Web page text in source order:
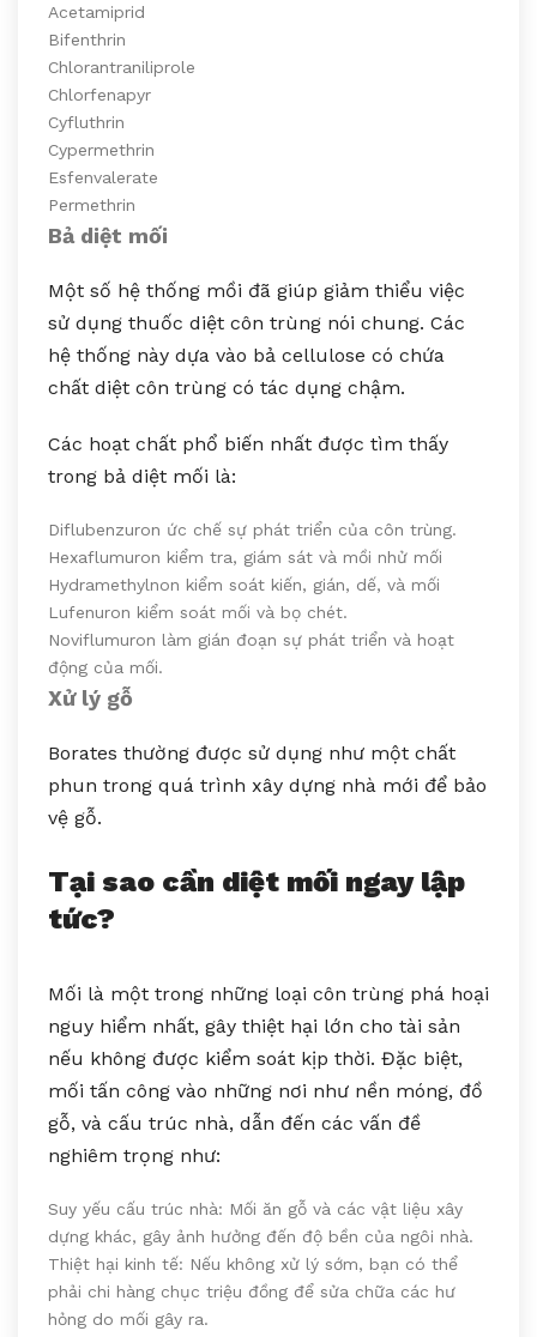
Acetamiprid
Bifenthrin
Chlorantraniliprole
Chlorfenapyr
Cyfluthrin
Cypermethrin
Esfenvalerate
Permethrin
Bả diệt mối
Một số hệ thống mồi đã giúp giảm thiểu việc
sử dụng thuốc diệt côn trùng nói chung. Các
hệ thống này dựa vào bả cellulose có chứa
chất diệt côn trùng có tác dụng chậm.
Các hoạt chất phổ biến nhất được tìm thấy
trong bả diệt mối là:
Diflubenzuron ức chế sự phát triển của côn trùng.
Hexaflumuron kiểm tra, giám sát và mồi nhử mối
Hydramethylnon kiểm soát kiến, gián, dế, và mối
Lufenuron kiểm soát mối và bọ chét.
Noviflumuron làm gián đoạn sự phát triển và hoạt
động của mối.
Xử lý gỗ
Borates thường được sử dụng như một chất
phun trong quá trình xây dựng nhà mới để bảo
vệ gỗ.
Tại sao cần diệt mối ngay lập
tức?
Mối là một trong những loại côn trùng phá hoại
nguy hiểm nhất, gây thiệt hại lớn cho tài sản
nếu không được kiểm soát kịp thời. Đặc biệt,
mối tấn công vào những nơi như nền móng, đồ
gỗ, và cấu trúc nhà, dẫn đến các vấn đề
nghiêm trọng như:
Suy yếu cấu trúc nhà: Mối ăn gỗ và các vật liệu xây
dựng khác, gây ảnh hưởng đến độ bền của ngôi nhà.
Thiệt hại kinh tế: Nếu không xử lý sớm, bạn có thể
phải chi hàng chục triệu đồng để sửa chữa các hư
hỏng do mối gây ra.